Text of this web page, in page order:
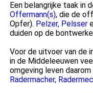
Een belangrijke taak in
Offermann(s), die de
Opfer). Pelzer, Pelsser
duiden op de
Voor de uitvoer van de
in de Middeleeuwen
omgeving leven
Radermacher,